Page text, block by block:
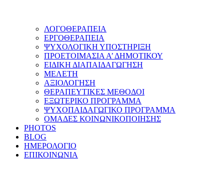
ΛΟΓΟΘΕΡΑΠΕΙΑ
ΕΡΓΟΘΕΡΑΠΕΙΑ
ΨΥΧΟΛΟΓΙΚΗ ΥΠΟΣΤΗΡΙΞΗ
ΠΡΟΕΤΟΙΜΑΣΙΑ Α’ ΔΗΜΟΤΙΚΟΥ
ΕΙΔΙΚΗ ΔΙΑΠΑΙΔΑΓΩΓΗΣΗ
ΜΕΛΕΤΗ
ΑΞΙΟΛΟΓΗΣΗ
ΘΕΡΑΠΕΥΤΙΚΕΣ ΜΕΘΟΔΟΙ
ΕΞΩΤΕΡΙΚΟ ΠΡΟΓΡΑΜΜΑ
ΨΥΧΟΠΑΙΔΑΓΩΓΙΚΟ ΠΡΟΓΡΑΜΜΑ
ΟΜΑΔΕΣ ΚΟΙΝΩΝΙΚΟΠΟΙΗΣΗΣ
PHOTOS
BLOG
ΗΜΕΡΟΛΟΓΙΟ
ΕΠΙΚΟΙΝΩΝΙΑ